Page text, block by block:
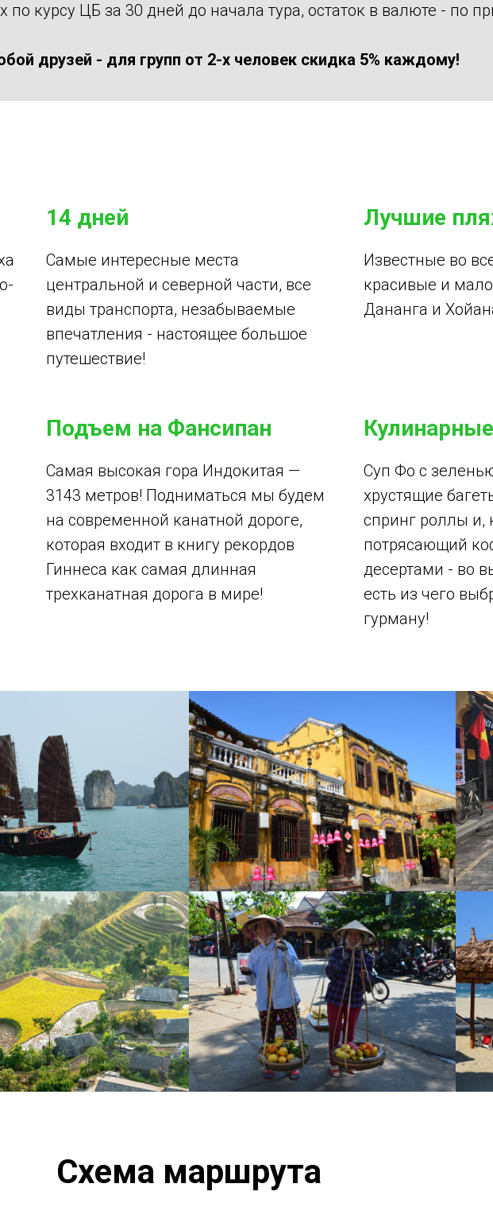
по курсу ЦБ за 30 дней до начала тура, остаток в валюте - по
друзей - для групп от 2-х человек скидка 5% каждому!
14 дней
Самые интересные места
центральной и северной части, все
виды транспорта, незабываемые
впечатления - настоящее большое
путешествие!
Лучшие
Известные во
красивые и
Дананга и
Подъем на Фансипан
Самая высокая гора Индокитая —
3143 метров! Подниматься мы будем
на современной канатной дороге,
которая входит в книгу рекордов
Гиннеса как самая длинная
трехканатная дорога в мире!
Суп Фо с
хрустящие
спринг роллы и,
потрясающий
десертами - во
есть из чего
гурману!
Схема маршрута